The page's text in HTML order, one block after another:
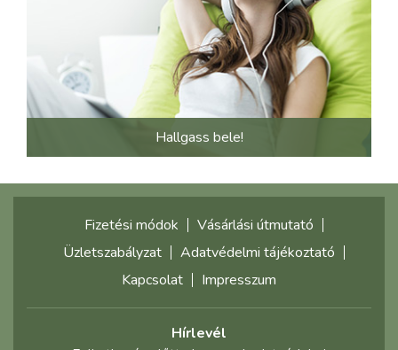
Hallgass bele!
Fizetési módok
Vásárlási útmutató
Üzletszabályzat
Adatvédelmi tájékoztató
Kapcsolat
Impresszum
Hírlevél